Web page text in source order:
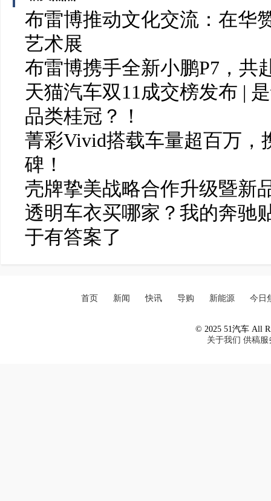
布雷博推动文化交流：在华
艺术展
布雷博携手全新小鹏P7，共
天猫汽车双11成交榜发布 |
品类桂冠？！
菁彩Vivid搭载车量超百万，
碑！
壳牌挚美战略合作升级暨新
透明车衣买哪家？我的奔驰
于有答案了
首页 新闻 快讯 导购 新能源 今日
© 2025 51汽车 All
关于我们 供稿服